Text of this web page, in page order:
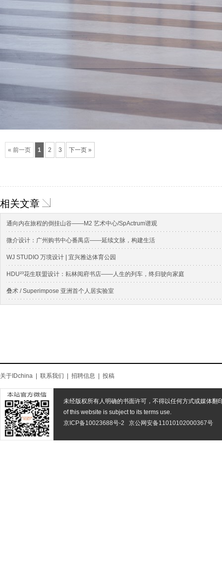
« 前一页 1 2 3 下一页 »
相关文章
通向内在旅程的倒挂山谷——M2 艺术中心/SpActrum谱观
微介设计：广州购书中心番禺店——延续文脉，构建生活
WJ STUDIO 万境设计 | 宜兴雅达体育公园
HDU²³花生联盟设计：耘林阅府书店——人生的列车，终归驶向家庭
叠术 / Superimpose 亚洲⾸个⼈居实验室
关于IDchina 联系我们 招聘信息 投稿
未经版权所有人明确的书面许可，不得以任何方式或媒体翻
of this website is subject to its terms use.
京ICP备10023688号-2
京公网安备11010102000367号